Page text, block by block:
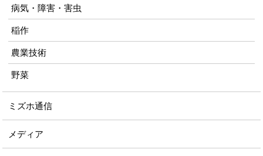
病気・障害・害虫
稲作
農業技術
野菜
ミズホ通信
メディア